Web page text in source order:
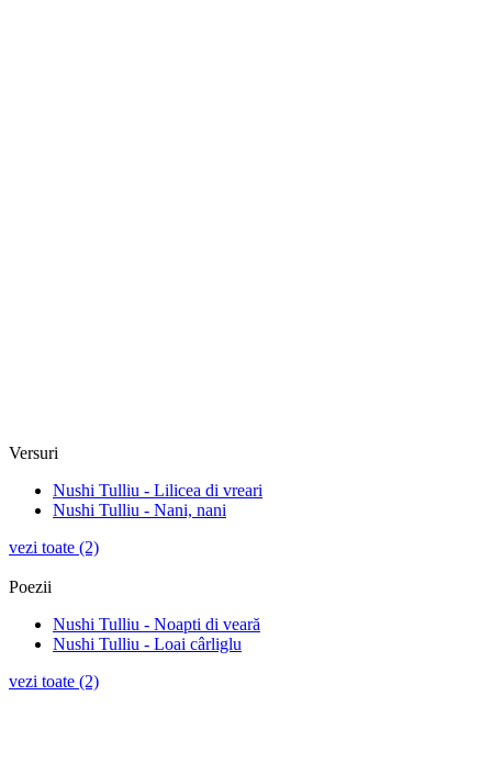
Versuri
Nushi Tulliu - Lilicea di vreari
Nushi Tulliu - Nani, nani
vezi toate (2)
Poezii
Nushi Tulliu - Noapti di veară
Nushi Tulliu - Loai cârliglu
vezi toate (2)